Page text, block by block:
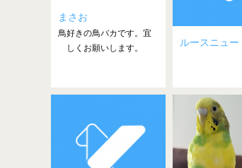
まさお
鳥好きの鳥バカです。宜
しくお願いします。
ルースニュー